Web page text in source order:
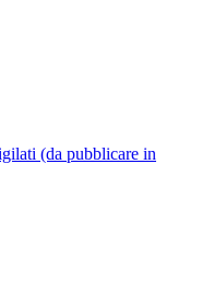
(da pubblicare in